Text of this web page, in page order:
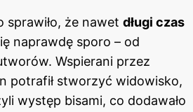
sprawiło, że nawet długi czas
naprawdę sporo – od
Wspierani przez
potrafił stworzyć widowisko,
występ bisami, co dodawało